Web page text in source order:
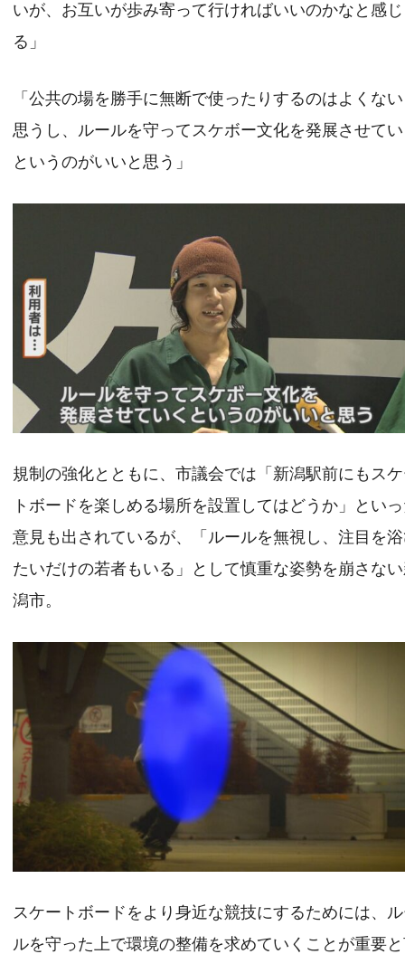
いが、お互いが歩み寄って行ければいいのかなと感じ
る」
「公共の場を勝手に無断で使ったりするのはよくな
思うし、ルールを守ってスケボー文化を発展させて
というのがいいと思う」
規制の強化とともに、市議会では「新潟駅前にもス
トボードを楽しめる場所を設置してはどうか」とい
意見も出されているが、「ルールを無視し、注目を
たいだけの若者もいる」として慎重な姿勢を崩さな
潟市。
スケートボードをより身近な競技にするためには、
ルを守った上で環境の整備を求めていくことが重要